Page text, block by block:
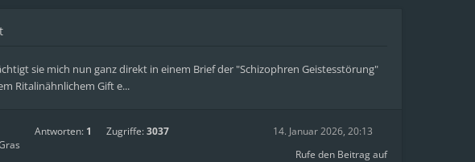
sie mich nun ganz direkt in einem Brief der "Schizophren Geistesstörung"
Ritalinähnlichem Gift e...
Antworten: 1 Zugriffe:3037
14. Januar 2026, 20:13
Rufe den Beitrag auf